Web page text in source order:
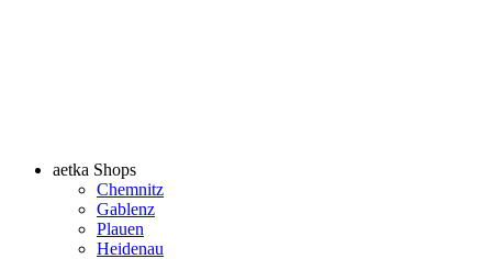
aetka Shops
Chemnitz
Gablenz
Plauen
Heidenau